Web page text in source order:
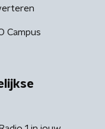
Campus